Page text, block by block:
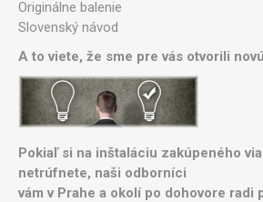
Originálne balenie
Slovenský návod
A to viete, že sme pre vás otvorili
Pokiaľ si na inštaláciu zakúpeného
netrúfnete, naši odborníci
vám v Prahe a okolí po dohovore radi